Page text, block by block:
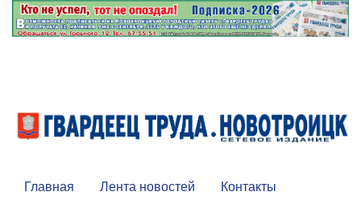
Главная Лента новостей
Контакты